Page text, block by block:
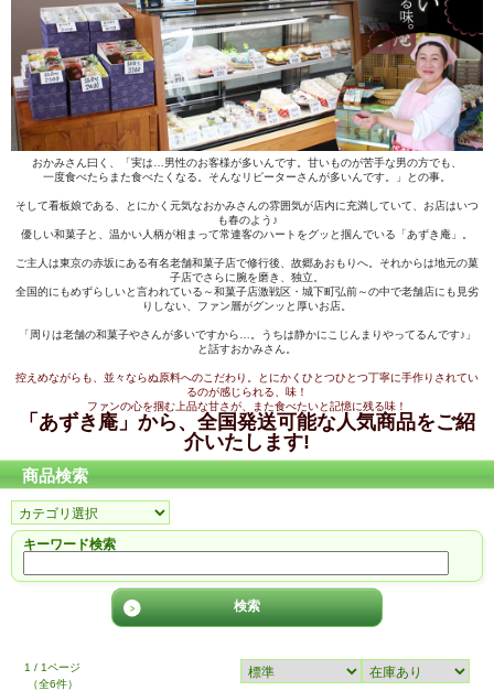
おかみさん曰く、「実は…男性のお客様が多いんです。甘いものが苦手な男の方でも、
一度食べたらまた食べたくなる。そんなリピーターさんが多いんです。」との事。
そして看板娘である、とにかく元気なおかみさんの雰囲気が店内に充満していて、お店はいつ
も春のよう♪
優しい和菓子と、温かい人柄が相まって常連客のハートをグッと掴んでいる「あずき庵」。
ご主人は東京の赤坂にある有名老舗和菓子店で修行後、故郷あおもりへ。それからは地元の菓
子店でさらに腕を磨き、独立。
全国的にもめずらしいと言われている～和菓子店激戦区・城下町弘前～の中で老舗店にも見劣
りしない、ファン層がグンッと厚いお店。
「周りは老舗の和菓子やさんが多いですから…。うちは静かにこじんまりやってるんです♪」
と話すおかみさん。
控えめながらも、並々ならぬ原料へのこだわり。とにかくひとつひとつ丁寧に手作りされてい
るのが感じられる、味！
ファンの心を掴む上品な甘さが、また食べたいと記憶に残る味！
「あずき庵」から、全国発送可能な人気商品をご紹
介いたします!
商品検索
キーワード検索
1 / 1ページ
（全6件）